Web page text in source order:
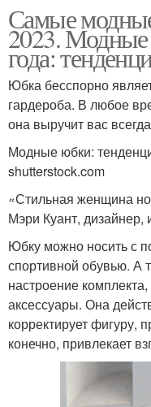
Самые
2023.
года:
Юбка бесспорно
гардероба. В любое
она выручит вас всегда
Модные юбки:
shutterstock.com
«Стильная женщина
Мэри Куант, дизайнер,
Юбку можно носить с
спортивной обувью. А
настроение
аксессуары. Она
корректирует фигуру,
конечно, привлекает